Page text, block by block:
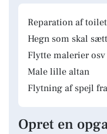
Reparation af toilet
Hegn som skal
Flytte malerier osv
Male lille altan
Flytning af spejl
Opret en